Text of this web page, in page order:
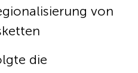
von
die